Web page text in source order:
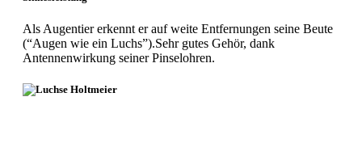
Als Augentier erkennt er auf weite Entfernungen seine Beute
(“Augen wie ein Luchs”).Sehr gutes Gehör, dank
Antennenwirkung seiner Pinselohren.